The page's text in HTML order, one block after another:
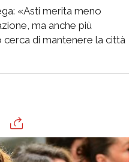
«Asti merita meno
ma anche più
di mantenere la città